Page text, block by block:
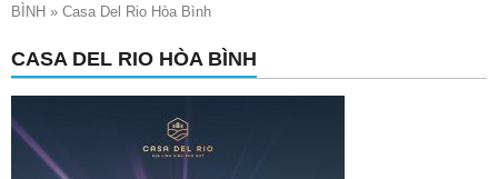
BÌNH » Casa Del Rio Hòa Bình
CASA DEL RIO HÒA BÌNH